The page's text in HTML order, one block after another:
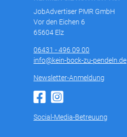
JobAdvertiser PMR GmbH
Vor den Eichen 6
65604 Elz
06431 - 496 09 00
info@kein-bock-zu-pendeln.de
Newsletter-Anmeldung
Social-Media-Betreuung